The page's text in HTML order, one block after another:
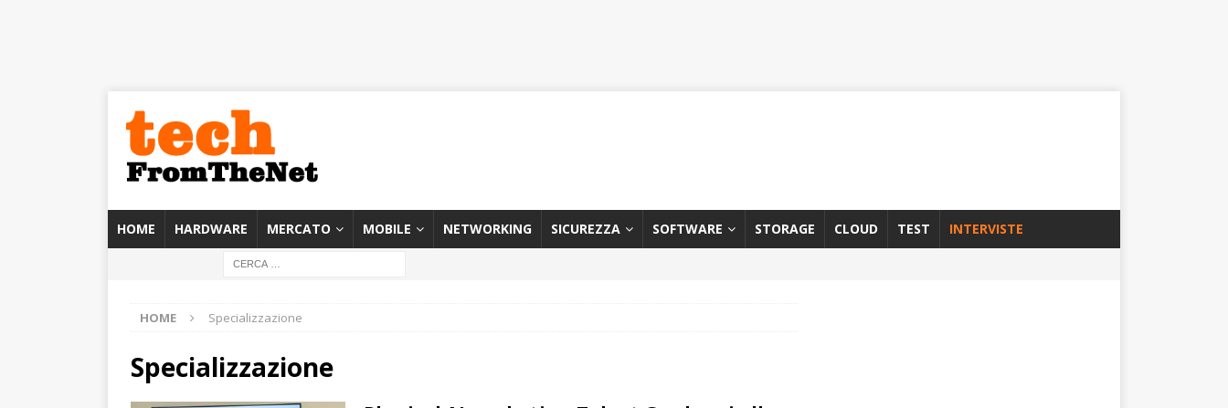
HOME HARDWARE MERCATO MOBILE NETWORKING SICUREZZA SOFTWARE STORAGE CLOUD TEST INTERVISTE
HOME Specializzazione
Specializzazione